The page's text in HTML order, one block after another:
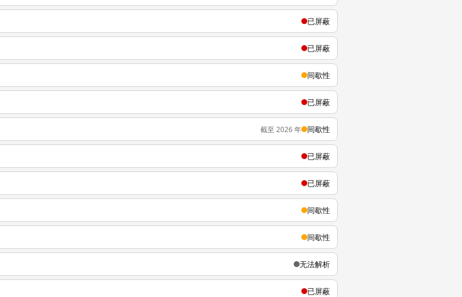
已屏蔽
已屏蔽
间歇性
已屏蔽
截至 2026 年 间歇性
已屏蔽
已屏蔽
间歇性
间歇性
无法解析
已屏蔽